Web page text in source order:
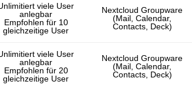
viele User
anlegbar
Empfohlen für 10
gleichzeitige User
Nextcloud Groupware
(Mail, Calendar,
Contacts, Deck)
viele User
anlegbar
Empfohlen für 20
gleichzeitige User
Nextcloud Groupware
(Mail, Calendar,
Contacts, Deck)